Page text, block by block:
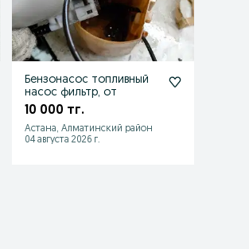
Бензонасос топливный
насос фильтр, от
10 000 тг.
Астана, Алматинский район
04 августа 2026 г.